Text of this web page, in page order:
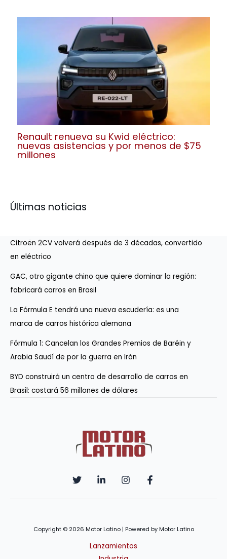
Renault renueva su Kwid eléctrico:
nuevas asistencias y por menos de $75
millones
Últimas noticias
Citroën 2CV volverá después de 3 décadas, convertido
en eléctrico
GAC, otro gigante chino que quiere dominar la región:
fabricará carros en Brasil
La Fórmula E tendrá una nueva escudería: es una
marca de carros histórica alemana
Fórmula 1: Cancelan los Grandes Premios de Baréin y
Arabia Saudí de por la guerra en Irán
BYD construirá un centro de desarrollo de carros en
Brasil: costará 56 millones de dólares
Copyright © 2026 Motor Latino | Powered by Motor Latino
Lanzamientos